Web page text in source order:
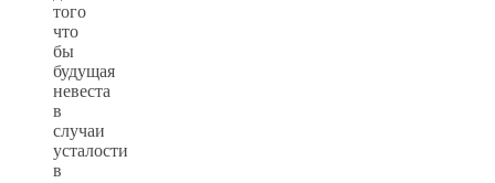
того
что
бы
будущая
невеста
в
случаи
усталости
в